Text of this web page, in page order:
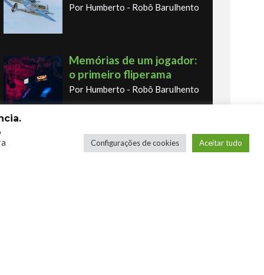
Por Humberto - Robô Barulhento
Memórias de um jogador:
o primeiro fliperama
Por Humberto - Robô Barulhento
Os novos Retrôs – Xbox
360 & Ps3
Configurações de cookies Aceitar tudo